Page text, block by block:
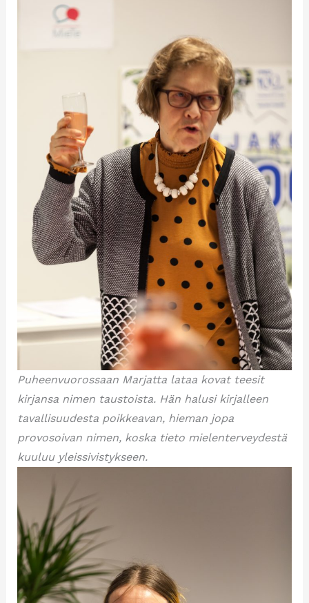
Puheenvuorossaan Marjatta lataa kovat teesit
kirjansa nimen taustoista. Hän halusi kirjalleen
tavallisuudesta poikkeavan, hieman jopa
provosoivan nimen, koska tieto mielenterveydestä
kuuluu yleissivistykseen.